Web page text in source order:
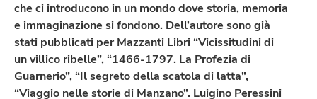
che ci introducono in un mondo dove storia, memoria
e immaginazione si fondono. Dell’autore sono già
stati pubblicati per Mazzanti Libri “Vicissitudini di
un villico ribelle”, “1466-1797. La Profezia di
Guarnerio”, “Il segreto della scatola di latta”,
“Viaggio nelle storie di Manzano”. Luigino Peressini